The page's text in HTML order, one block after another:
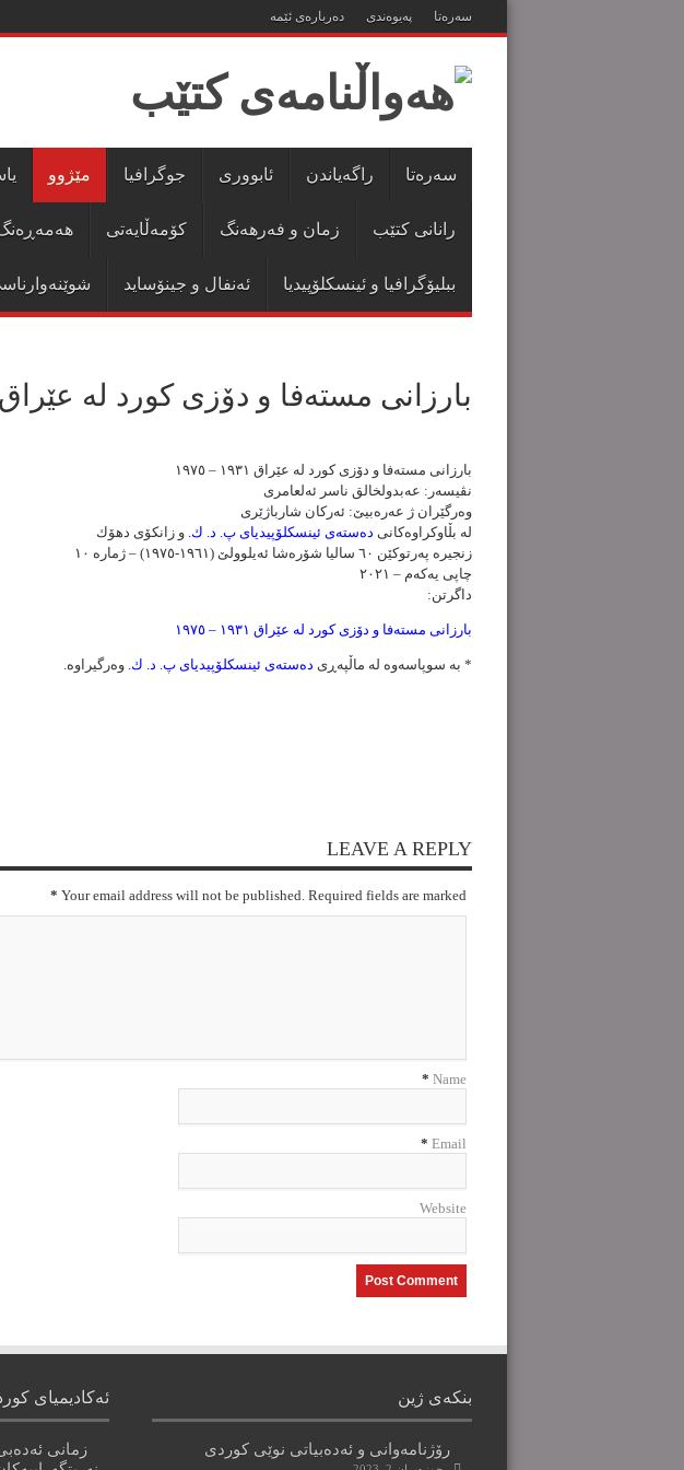
سەرەتا پەیوەندی دەربارەی ئێمە
سەرەتا راگەیاندن ئابووری جوگرافیا مێژوو
رانانی کتێب زمان و فەرهەنگ کۆمەڵایەتی
ببلیۆگرافیا و ئینسکلۆپیدیا ئەنفال و جینۆساید
بارزانی مستەفا و دۆزی كورد لە عێراق ١٩٣١ – ١٩٧٥
بارزانی مستەفا و دۆزی كورد لە عێراق ١٩٣١ – ١٩٧٥
نڤیسەر: عەبدولخالق ناسر ئەلعامری
وەرگێران ژ عەرەبیێ: ئەرکان شارباژێری
لە بڵاوکراوەکانی دەستەی ئینسکلۆپیدیای پ. د. ك. و زانکۆی دهۆك
زنجیرە پەرتوکێن ٦٠ سالیا شۆرەشا ئەیلوولێ (١٩٦١-١٩٧٥) – ژمارە ١٠
چاپی یەکەم – ٢٠٢١
داگرتن:
بارزانی مستەفا و دۆزی كورد لە عێراق ١٩٣١ – ١٩٧٥
* بە سوپاسەوە لە ماڵپەڕی دەستەی ئینسکلۆپیدیای پ. د. ك. وەرگیراوە.
LEAVE A REPLY
Your email address will not be published. Required fields are marked
*
Name
*
Email
*
Website
بنکەی ژین
رۆژنامەوانی و ئەدەبیاتی نوێی کوردی
ئەکادیمیای
زمانی